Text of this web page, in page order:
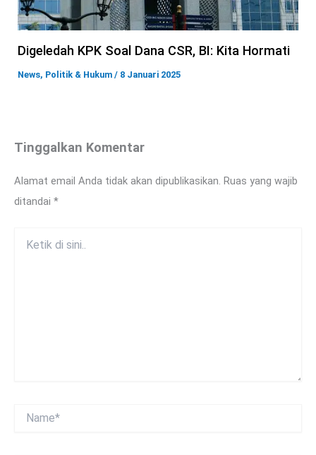
Digeledah KPK Soal Dana CSR, BI: Kita Hormati
News, Politik & Hukum / 8 Januari 2025
Tinggalkan Komentar
Alamat email Anda tidak akan dipublikasikan. Ruas yang wajib
ditandai *